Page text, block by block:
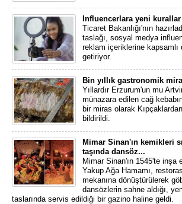
Influencerlara yeni
Ticaret Bakanlığı'nın
taslağı, sosyal medya
reklam içeriklerine kapsamlı
getiriyor.
Bin yıllık gastronomik
Yıllardır Erzurum'un mu
münazara edilen cağ
bir miras olarak
bildirildi.
Mimar Sinan'ın kemikleri
taşında dansöz...
Mimar Sinan'ın 1545'te inşa
Yakup Ağa Hamamı,
mekanına dönüştürülerek
dansözlerin sahne aldığı,
taslarında servis edildiği bir gazino haline geldi.